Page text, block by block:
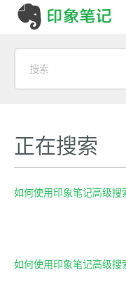
正在搜索
如何使用印象笔记高级搜
如何使用印象笔记高级搜